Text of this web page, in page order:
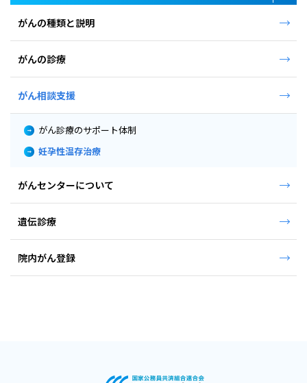
がんの種類と説明
がんの診療
がん相談支援
がん診療のサポート体制
妊孕性温存治療
がんセンターについて
遺伝診療
院内がん登録